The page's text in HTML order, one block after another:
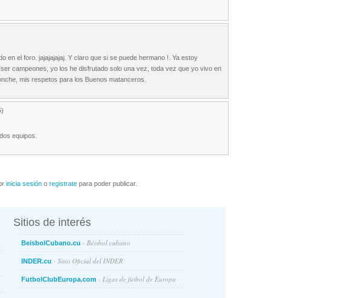
en el foro. jajajajajaj. Y claro que si se puede hermano !. Ya estoy
campeones, yo los he disfrutado solo una vez, toda vez que yo vivo en
mis respetos para los Buenos matanceros.
equipos.
inicia sesión o registrate para poder publicar.
Sitios de interés
BeisbolCubano.cu - Béisbol cubano
INDER.cu - Sitio Oficial del INDER
FutbolClubEuropa.com - Ligas de futbol de Europa